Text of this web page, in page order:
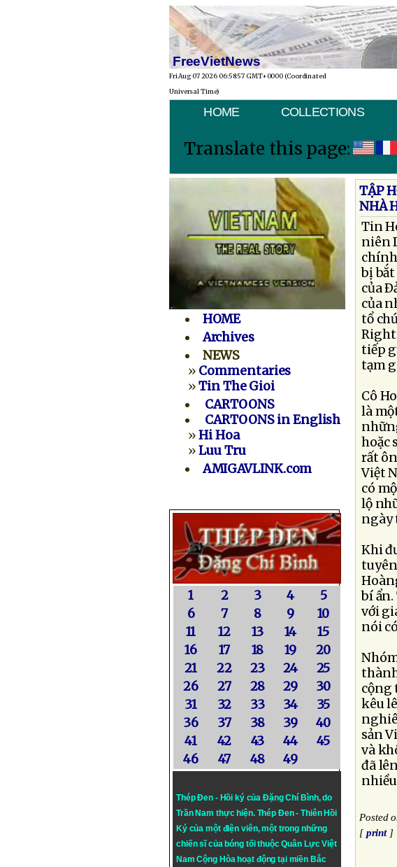
FreeVietNews
Fri Aug 07 2026 06:58:57 GMT+0000 (Coordinated
Universal Time)
HOME COLLECTIONS
Translate this page:
HOME
Archives
NEWS
» Commentaries
»Tin The Gioi
CARTOONS
CARTOONS in English
»Hi Hoa
»Luu Tru
AMIGAVLINK.com
1 2 3 4
5
6
7 8 9
10
11
12 13 14
15
16
17 18 19
20
21
22 23 24
25
26
27 28 29
30
31
32 33 34
35
36
37 38 39
40
41
42 43 44
45
46
47 48 49
Thép Đen - Hồi ký của Đặng Chí Bình, do
Trần Nam thực hiện. Thép Đen- Thiên Hồi
Ký của một điện viên, một trong những
chiến sĩ của bóng tối thuộc Quân Lực Việt
Nam Cộng Hòa hoạt động tại miền Bắc
TẬP
NHÀ
Tin
niên
bị
của
của
tổ
tiếp
tạm
Cô
là
hoặc
rất
Việt
có
lộ
ngày
Khi
bí
với
nói
cộng
kêu
sản
và
đã
Posted
[print]